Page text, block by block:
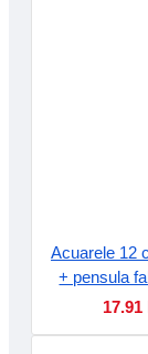
Acuarele 12
+ pensula
17.91